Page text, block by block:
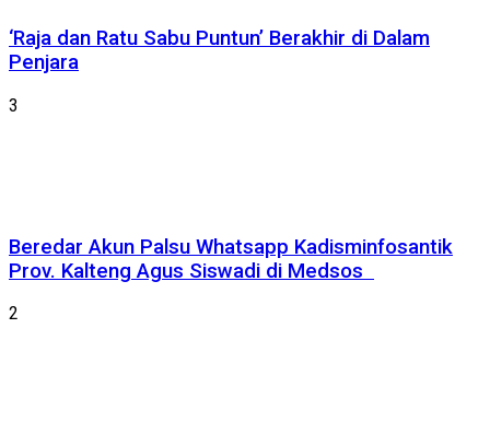
‘Raja dan Ratu Sabu Puntun’ Berakhir di Dalam
Penjara
3
Beredar Akun Palsu Whatsapp Kadisminfosantik
Prov. Kalteng Agus Siswadi di Medsos
2